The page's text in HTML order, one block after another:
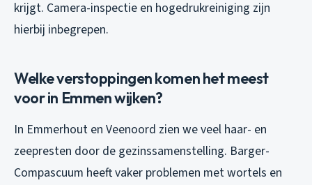
krijgt. Camera-inspectie en hogedrukreiniging zijn
hierbij inbegrepen.
Welke verstoppingen komen het meest
voor in Emmen wijken?
In Emmerhout en Veenoord zien we veel haar- en
zeepresten door de gezinssamenstelling. Barger-
Compascuum heeft vaker problemen met wortels en